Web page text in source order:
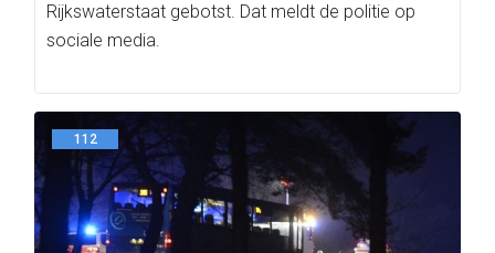
Rijkswaterstaat gebotst. Dat meldt de politie op
sociale media.
112